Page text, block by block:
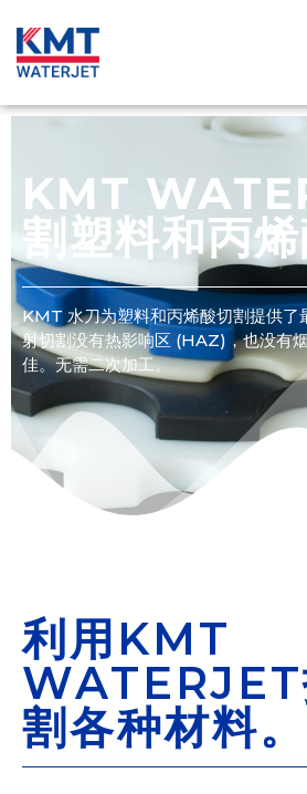
KMT
割塑料和丙
KMT 水刀为塑料和丙烯酸切割提供了
射切割没有热影响区 (HAZ)，也没有
佳。无需二次加工。
利用KMT
WATERJET
割各种材料。